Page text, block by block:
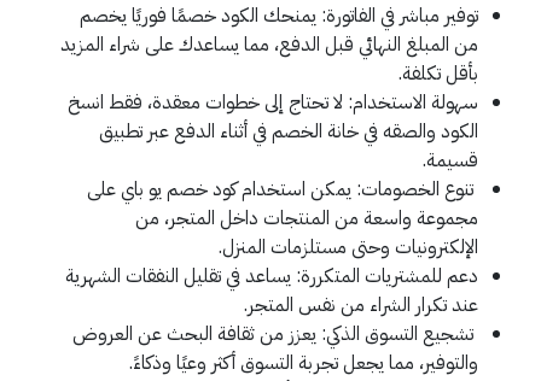
توفير مباشر في الفاتورة: يمنحك الكود خصمًا فوريًا يخصم
من المبلغ النهائي قبل الدفع، مما يساعدك على شراء المزيد
بأقل تكلفة.
سهولة الاستخدام: لا تحتاج إلى خطوات معقدة، فقط انسخ
الكود والصقه في خانة الخصم في أثناء الدفع عبر تطبيق
قسيمة.
تنوع الخصومات: يمكن استخدام كود خصم يو باي على
مجموعة واسعة من المنتجات داخل المتجر، من
الإلكترونيات وحتى مستلزمات المنزل.
دعم للمشتريات المتكررة: يساعد في تقليل النفقات الشهرية
عند تكرار الشراء من نفس المتجر.
تشجيع التسوق الذكي: يعزز من ثقافة البحث عن العروض
والتوفير، مما يجعل تجربة التسوق أكثر وعيًا وذكاءً.